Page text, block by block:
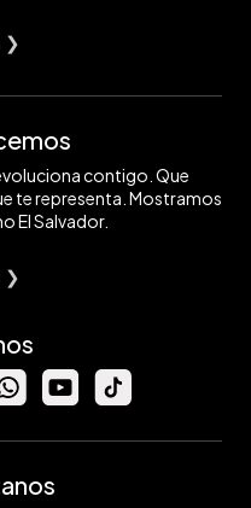
❯
contigo. Que
te representa. Mostramos
El Salvador.
❯